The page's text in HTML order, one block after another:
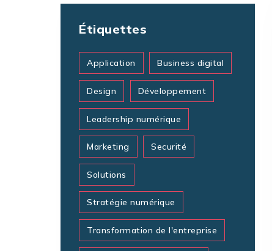
Étiquettes
Application Business digital
Design Développement
Leadership numérique
Marketing Securité
Solutions
Stratégie numérique
Transformation de l'entreprise